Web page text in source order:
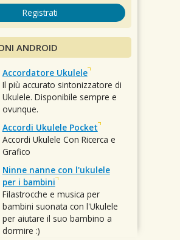
Registrati
ANDROID
Accordatore Ukulele
Il più accurato sintonizzatore di
Ukulele. Disponibile sempre e
ovunque.
Accordi Ukulele Pocket
Accordi Ukulele Con Ricerca e
Grafico
Ninne nanne con l'ukulele
per i bambini
Filastrocche e musica per
bambini suonata con l'Ukulele
per aiutare il suo bambino a
dormire :)